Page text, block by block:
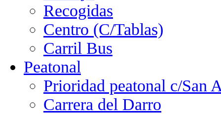
Recogidas
Centro (C/Tablas)
Carril Bus
Peatonal
Prioridad peatonal c/San
Carrera del Darro